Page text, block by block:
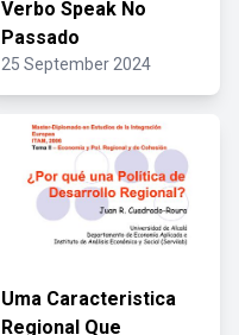
Verbo Speak No
Passado
25 September 2024
Uma Caracteristica
Regional Que